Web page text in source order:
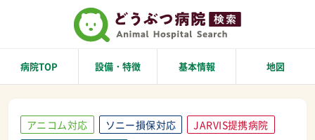
病院TOP 設備・特徴 基本情報 地図
アニコム対応 ソニー損保対応
JARVIS提携病院